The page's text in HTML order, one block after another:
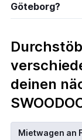
Göteborg?
deinen
Mietwagen an